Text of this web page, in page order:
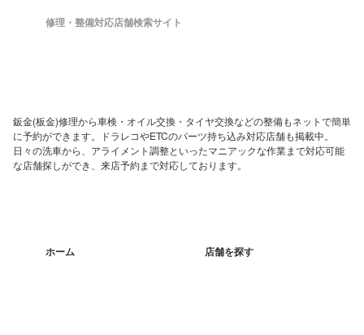
修理・整備対応店舗検索サイト
鈑金(板金)修理から車検・オイル交換・タイヤ交換などの整備もネットで簡単
に予約ができます。ドラレコやETCのパーツ持ち込み対応店舗も掲載中。
日々の洗車から、アライメント調整といったマニアックな作業まで対応可能
な店舗探しができ、来店予約まで対応しております。
ホーム 店舗を探す